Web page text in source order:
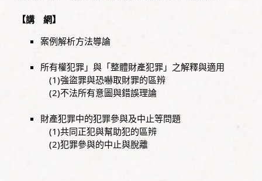
【講 網】
案例解析方法導論
所有權犯罪」與「整體財產犯罪」之解釋與適用
(1)強盜罪與恐嚇取財罪的區辨
(2)不法所有意圖與錯誤理論
財產犯罪中的犯罪參與及中止等問題
(1)共同正犯與幫助犯的區辨
(2)犯罪參與的中止與脫離